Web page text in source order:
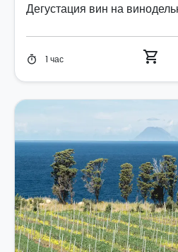
Дегустация вин на
timer 1 час shopping_cart